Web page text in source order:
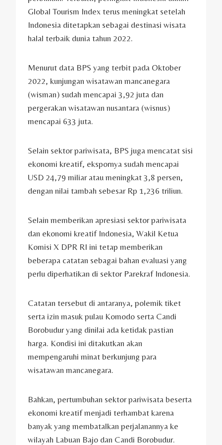
Global Tourism Index terus meningkat setelah
Indonesia ditetapkan sebagai destinasi wisata
halal terbaik dunia tahun 2022.
Menurut data BPS yang terbit pada Oktober
2022, kunjungan wisatawan mancanegara
(wisman) sudah mencapai 3,92 juta dan
pergerakan wisatawan nusantara (wisnus)
mencapai 633 juta.
Selain sektor pariwisata, BPS juga mencatat sisi
ekonomi kreatif, ekspornya sudah mencapai
USD 24,79 miliar atau meningkat 3,8 persen,
dengan nilai tambah sebesar Rp 1,236 triliun.
Selain memberikan apresiasi sektor pariwisata
dan ekonomi kreatif Indonesia, Wakil Ketua
Komisi X DPR RI ini tetap memberikan
beberapa catatan sebagai bahan evaluasi yang
perlu diperhatikan di sektor Parekraf Indonesia.
Catatan tersebut di antaranya, polemik tiket
serta izin masuk pulau Komodo serta Candi
Borobudur yang dinilai ada ketidak pastian
harga. Kondisi ini ditakutkan akan
mempengaruhi minat berkunjung para
wisatawan mancanegara.
Bahkan, pertumbuhan sektor pariwisata beserta
ekonomi kreatif menjadi terhambat karena
banyak yang membatalkan perjalanannya ke
wilayah Labuan Bajo dan Candi Borobudur.